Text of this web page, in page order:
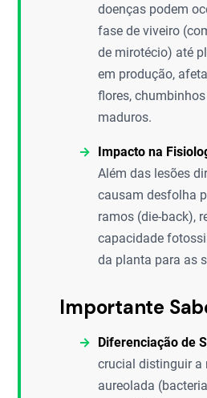
doenças podem
fase de viveiro
de mirotécio) até
em produção,
flores,
maduros.
Impacto na
Além das lesões
causam desfolha
ramos (die-back),
capacidade
da planta para as
Importante
Diferenciação de
crucial distinguir a
aureolada